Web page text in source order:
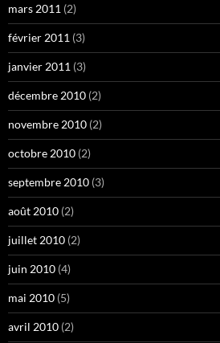
mars 2011 (2)
février 2011 (3)
janvier 2011 (3)
décembre 2010 (2)
novembre 2010 (2)
octobre 2010 (2)
septembre 2010 (3)
août 2010 (2)
juillet 2010 (2)
juin 2010 (4)
mai 2010 (5)
avril 2010 (2)